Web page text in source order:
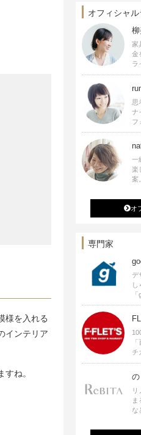
様を入れる
インテリア
ね。
オフィシャ
家
金
ラ
ド
ま
思
ナ
フ
公
シ
月
楽
一
楽
案
発信中。
の
り
オ
専門家
デ
し
テ
の
暮
ま
チ
す
リ
ま
な
ジ